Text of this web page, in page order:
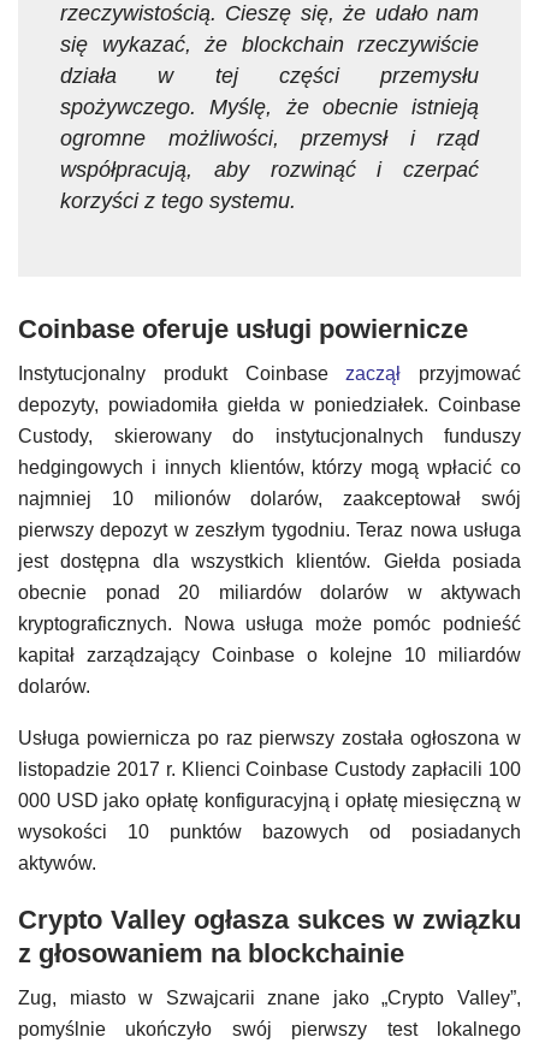
rzeczywistością. Cieszę się, że udało nam
się wykazać, że blockchain rzeczywiście
działa w tej części przemysłu
spożywczego. Myślę, że obecnie istnieją
ogromne możliwości, przemysł i rząd
współpracują, aby rozwinąć i czerpać
korzyści z tego systemu.
Coinbase oferuje usługi powiernicze
Instytucjonalny produkt Coinbase zaczął przyjmować
depozyty, powiadomiła giełda w poniedziałek. Coinbase
Custody, skierowany do instytucjonalnych funduszy
hedgingowych i innych klientów, którzy mogą wpłacić co
najmniej 10 milionów dolarów, zaakceptował swój
pierwszy depozyt w zeszłym tygodniu. Teraz nowa usługa
jest dostępna dla wszystkich klientów. Giełda posiada
obecnie ponad 20 miliardów dolarów w aktywach
kryptograficznych. Nowa usługa może pomóc podnieść
kapitał zarządzający Coinbase o kolejne 10 miliardów
dolarów.
Usługa powiernicza po raz pierwszy została ogłoszona w
listopadzie 2017 r. Klienci Coinbase Custody zapłacili 100
000 USD jako opłatę konfiguracyjną i opłatę miesięczną w
wysokości 10 punktów bazowych od posiadanych
aktywów.
Crypto Valley ogłasza sukces w związku
z głosowaniem na blockchainie
Zug, miasto w Szwajcarii znane jako „Crypto Valley”,
pomyślnie ukończyło swój pierwszy test lokalnego